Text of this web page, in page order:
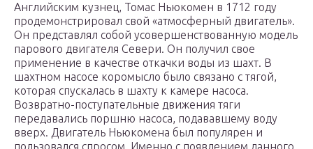
Английским кузнец, Томас Ньюкомен в 1712 году
продемонстрировал свой «атмосферный двигатель».
Он представлял собой усовершенствованную модель
парового двигателя Севери. Он получил свое
применение в качестве откачки воды из шахт. В
шахтном насосе коромысло было связано с тягой,
которая спускалась в шахту к камере насоса.
Возвратно-поступательные движения тяги
передавались поршню насоса, подававшему воду
вверх. Двигатель Ньюкомена был популярен и
пользовался спросом. Именно с появлением данного